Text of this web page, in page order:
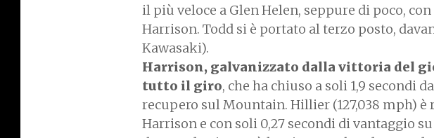
il più veloce a Glen Helen, seppure di poco,
Harrison. Todd si è portato al terzo posto,
Kawasaki).
Harrison, galvanizzato dalla vittoria del
tutto il giro, che ha chiuso a soli 1,9 secondi
recupero sul Mountain. Hillier (127,038 mph) è
Harrison e con soli 0,27 secondi di vantaggio su